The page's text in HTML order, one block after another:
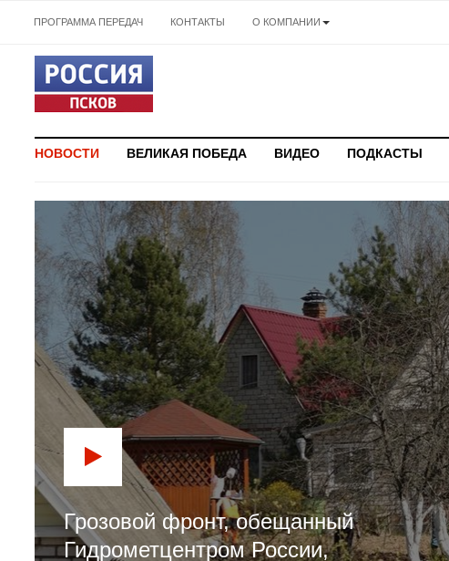
ПРОГРАММА ПЕРЕДАЧ КОНТАКТЫ О КОМПАНИИ
НОВОСТИ ВЕЛИКАЯ ПОБЕДА ВИДЕО ПОДКАСТЫ
Грозовой фронт, обещанный
Гидрометцентром России,